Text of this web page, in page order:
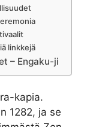
linkkejä
– Engaku-ji
kapia.
1282, ja se